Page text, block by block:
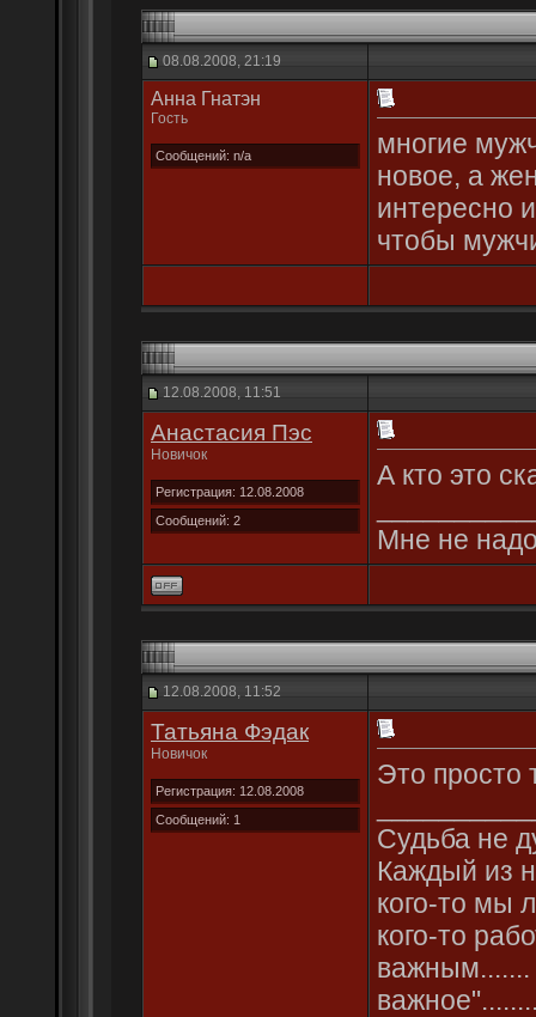
08.08.2008, 21:19
Анна Гнатэн
Гость
Сообщений: n/a
многие
новое, а
интересно
чтобы
12.08.2008, 11:51
Анастасия Пэс
Новичок
Регистрация: 12.08.2008
Сообщений: 2
А кто это
Мне не
12.08.2008, 11:52
Татьяна Фэдак
Новичок
Регистрация: 12.08.2008
Сообщений: 1
Это просто
Судьба не
Каждый из
кого-то мы
кого-то
важным.......